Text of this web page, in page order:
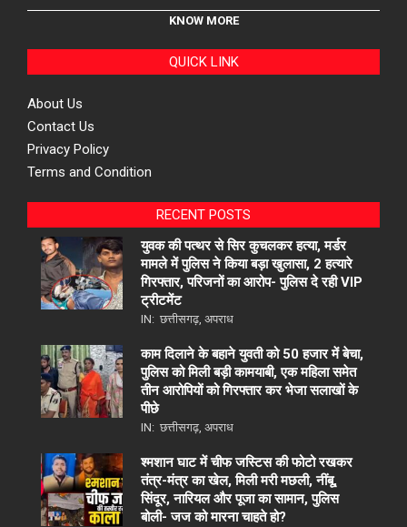
KNOW MORE
QUICK LINK
About Us
Contact Us
Privacy Policy
Terms and Condition
RECENT POSTS
युवक की पत्थर से सिर कुचलकर हत्या, मर्डर
मामले में पुलिस ने किया बड़ा खुलासा, 2 हत्यारे
गिरफ्तार, परिजनों का आरोप- पुलिस दे रही VIP
ट्रीटमेंट
IN: छत्तीसगढ़ अपराध
काम दिलाने के बहाने युवती को 50 हजार में बेचा,
पुलिस को मिली बड़ी कामयाबी, एक महिला समेत
तीन आरोपियों को गिरफ्तार कर भेजा सलाखों के
पीछे
IN: छत्तीसगढ़ अपराध
श्मशान घाट में चीफ जस्टिस की फोटो रखकर
तंत्र-मंत्र का खेल, मिली मरी मछली, नींबू,
सिंदूर, नारियल और पूजा का सामान, पुलिस
बोली- जज को मारना चाहते हो?